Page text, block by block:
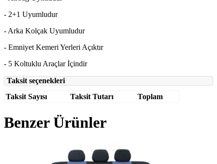
- 2+1 Uyumludur
- Arka Kolçak Uyumludur
- Emniyet Kemeri Yerleri Açıktır
- 5 Koltuklu Araçlar İçindir
Taksit seçenekleri
Taksit Sayısı
Taksit Tutarı Toplam
Benzer Ürünler